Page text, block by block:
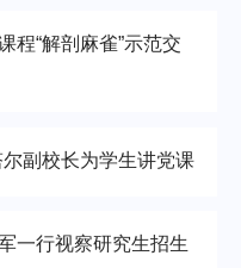
程“解剖麻雀”示范交
副校长为学生讲党课
一行视察研究生招生